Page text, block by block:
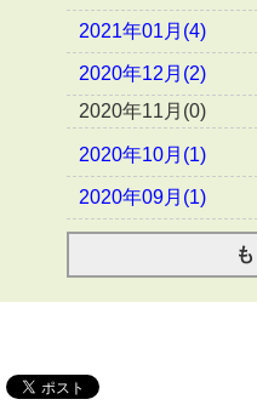
2021年01月(4)
2020年12月(2)
2020年11月(0)
2020年10月(1)
2020年09月(1)